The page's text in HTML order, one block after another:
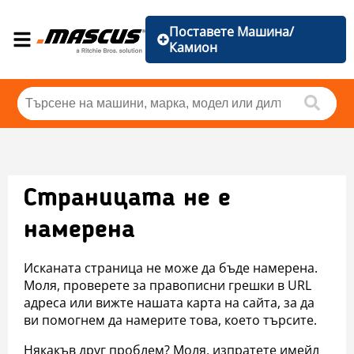
Поставете Машина/
Камион
Страницата не е
намерена
Исканата страница не може да бъде намерена.
Моля, проверете за правописни грешки в URL
адреса или вижте нашата карта на сайта, за да
ви помогнем да намерите това, което търсите.
Някакъв друг проблем? Моля, изпратете имейл